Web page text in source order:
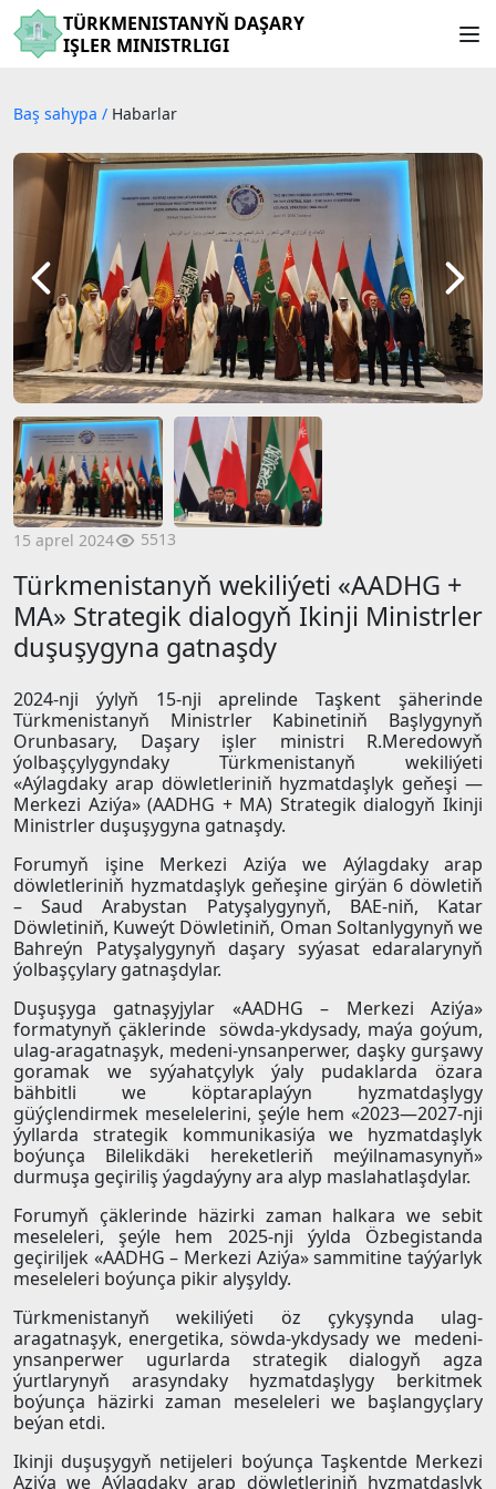
TÜRKMENISTANYŇ DAŞARY
IŞLER MINISTRLIGI
Baş sahypa / Habarlar
15 aprel 2024 5513
Türkmenistanyň wekiliýeti «AADHG +
MA» Strategik dialogyň Ikinji Ministrler
duşuşygyna gatnaşdy
2024-nji ýylyň 15-nji aprelinde Taşkent şäherinde
Türkmenistanyň Ministrler Kabinetiniň Başlygynyň
Orunbasary, Daşary işler ministri R.Meredowyň
ýolbaşçylygyndaky Türkmenistanyň wekiliýeti
«Aýlagdaky arap döwletleriniň hyzmatdaşlyk geňeşi —
Merkezi Aziýa» (AADHG + MA) Strategik dialogyň Ikinji
Ministrler duşuşygyna gatnaşdy.
Forumyň işine Merkezi Aziýa we Aýlagdaky arap
döwletleriniň hyzmatdaşlyk geňeşine girýän 6 döwletiň
– Saud Arabystan Patyşalygynyň, BAE-niň, Katar
Döwletiniň, Kuweýt Döwletiniň, Oman Soltanlygynyň we
Bahreýn Patyşalygynyň daşary syýasat edaralarynyň
ýolbaşçylary gatnaşdylar.
Duşuşyga gatnaşyjylar «AADHG – Merkezi Aziýa»
formatynyň çäklerinde söwda-ykdysady, maýa goýum,
ulag-aragatnaşyk, medeni-ynsanperwer, daşky gurşawy
goramak we syýahatçylyk ýaly pudaklarda özara
bähbitli we köptaraplaýyn hyzmatdaşlygy
güýçlendirmek meselelerini, şeýle hem «2023—2027-nji
ýyllarda strategik kommunikasiýa we hyzmatdaşlyk
boýunça Bilelikdäki hereketleriň meýilnamasynyň»
durmuşa geçiriliş ýagdaýyny ara alyp maslahatlaşdylar.
Forumyň çäklerinde häzirki zaman halkara we sebit
meseleleri, şeýle hem 2025-nji ýylda Özbegistanda
geçiriljek «AADHG – Merkezi Aziýa» sammitine taýýarlyk
meseleleri boýunça pikir alyşyldy.
Türkmenistanyň wekiliýeti öz çykyşynda ulag-
aragatnaşyk, energetika, söwda-ykdysady we medeni-
ynsanperwer ugurlarda strategik dialogyň agza
ýurtlarynyň arasyndaky hyzmatdaşlygy berkitmek
boýunça häzirki zaman meseleleri we başlangyçlary
beýan etdi.
Ikinji duşuşygyň netijeleri boýunça Taşkentde Merkezi
Aziýa we Aýlagdaky arap döwletleriniň hyzmatdaşlyk